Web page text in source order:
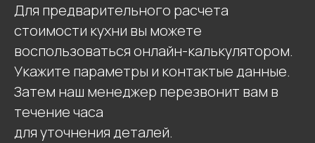
Для предварительного расчета
стоимости кухни вы можете
воспользоваться онлайн-калькулятором.
Укажите параметры и контактые данные.
Затем наш менеджер перезвонит вам в
течение часа
для уточнения деталей.